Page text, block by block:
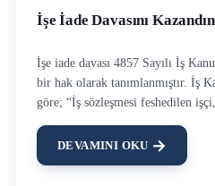
İşe İade Davasını
İşe iade davası 4857 Sayılı İş
bir hak olarak tanımlanmıştır. İş
göre; “İş sözleşmesi feshedilen
sebep olmadığı iddiası ile fesih
tarihinden itibaren 1 ay içinde işe
DEVAMINI OKU